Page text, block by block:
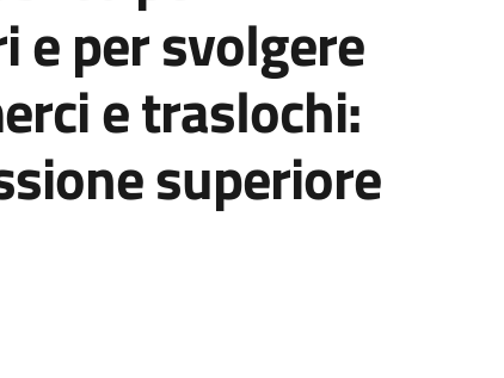
e per svolgere
e traslochi:
superiore